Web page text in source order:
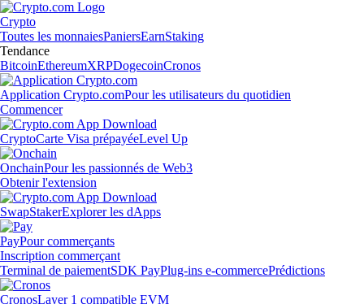
Crypto
Toutes les monnaiesPaniersEarnStaking
Tendance
BitcoinEthereumXRPDogecoinCronos
Application Crypto.comPour les utilisateurs du quotidien
Commencer
CryptoCarte Visa prépayéeLevel Up
OnchainPour les passionnés de Web3
Obtenir l'extension
SwapStakerExplorer les dApps
PayPour commerçants
Inscription commerçant
Terminal de paiementSDK PayPlug-ins e-commercePrédictions
CronosLayer 1 compatible EVM